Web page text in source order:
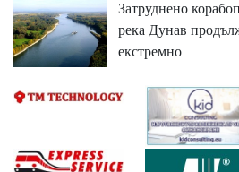
Затруднено
река Дунав
екстремно